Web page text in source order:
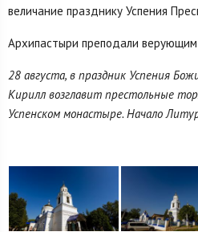
величание празднику Успения
Архипастыри преподали верующим
28 августа, в праздник Успения
Кирилл возглавит престольные
Успенском монастыре. Начало